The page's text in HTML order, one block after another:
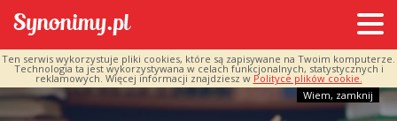
Ten serwis wykorzystuje pliki cookies, które są zapisywane na Twoim komputerze.
Technologia ta jest wykorzystywana w celach funkcjonalnych, statystycznych i
reklamowych. Więcej informacji znajdziesz w Polityce plików cookie.
Wiem, zamknij